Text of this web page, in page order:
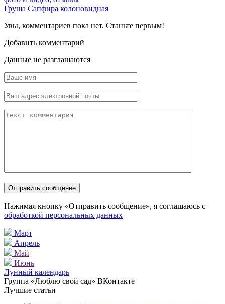
Груша Сапфира колоновидная
Увы, комментариев пока нет. Станьте первым!
Добавить комментарий
Данные не разглашаются
Нажимая кнопку «Отправить сообщение», я соглашаюсь с
обработкой персональных данных
Март
Апрель
Май
Июнь
Лунный календарь
Группа «Люблю свой сад» ВКонтакте
Лучшие статьи